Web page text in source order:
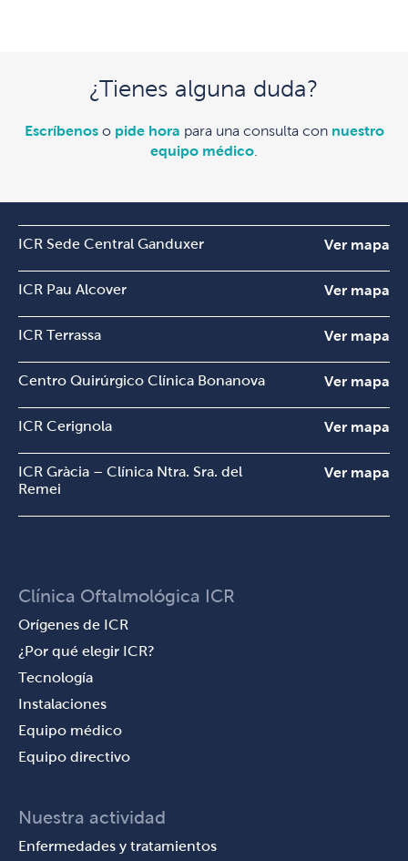
¿Tienes alguna duda?
Escríbenoso pide hora para una consulta con nuestro
equipo médico
ICR Sede Central Ganduxer Ver mapa
ICR Pau Alcover Ver mapa
ICR Terrassa Ver mapa
Centro Quirúrgico Clínica Bonanova Ver mapa
ICR Cerignola Ver mapa
ICR Gràcia – Clínica Ntra. Sra. del
Remei
Ver mapa
Clínica Oftalmológica ICR
Orígenes de ICR
¿Por qué elegir ICR?
Tecnología
Instalaciones
Equipo médico
Equipo directivo
Nuestra actividad
Enfermedades y tratamientos